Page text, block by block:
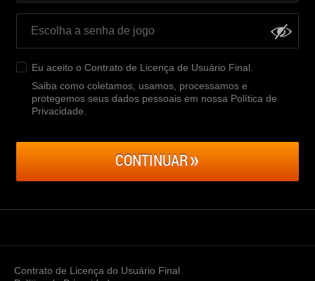
Eu aceito o Contrato de Licença de Usuário Final
Saiba como coletamos, usamos, processamos e
protegemos seus dados pessoais em nossa Política de
Privacidade
CONTINUAR
Contrato de Licença do Usuário Final